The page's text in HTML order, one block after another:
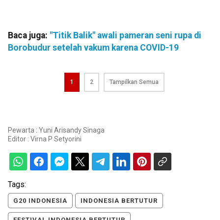
Baca juga: "Titik Balik" awali pameran seni rupa di
Borobudur setelah vakum karena COVID-19
1 2 Tampilkan Semua
Pewarta : Yuni Arisandy Sinaga
Editor : Virna P Setyorini
Tags:
G20 INDONESIA INDONESIA BERTUTUR